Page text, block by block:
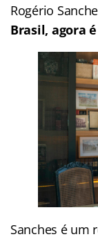
Rogério
Brasil, agora é
Sanches é um